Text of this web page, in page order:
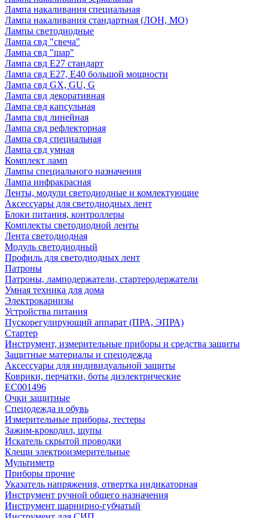
Лампа накаливания специальная
Лампа накаливания стандартная (ЛОН, МО)
Лампы светодиодные
Лампа свд "свеча"
Лампа свд "шар"
Лампа свд E27 стандарт
Лампа свд E27, Е40 большой мощности
Лампа свд GX, GU, G
Лампа свд декоративная
Лампа свд капсульная
Лампа свд линейная
Лампа свд рефлекторная
Лампа свд специальная
Лампа свд умная
Комплект ламп
Лампы специального назначения
Лампа инфракрасная
Ленты, модули светодиодные и комлектующие
Аксессуары для светодиодных лент
Блоки питания, контроллеры
Комплекты светодиодной ленты
Лента светодиодная
Модуль светодиодный
Профиль для светодиодных лент
Патроны
Патроны, ламподержатели, стартеродержатели
Умная техника для дома
Электрокарнизы
Устройства питания
Пускорегулирующий аппарат (ПРА, ЭПРА)
Стартер
Инструмент, измерительные приборы и средства защиты
Защитные материалы и спецодежда
Аксессуары для индивидуальной защиты
Коврики, перчатки, боты диэлектрические
EC001496
Очки защитные
Спецодежда и обувь
Измерительные приборы, тестеры
Зажим-крокодил, щупы
Искатель скрытой проводки
Клещи электроизмерительные
Мультиметр
Приборы прочие
Указатель напряжения, отвертка индикаторная
Инструмент ручной общего назначения
Инструмент шарнирно-губчатый